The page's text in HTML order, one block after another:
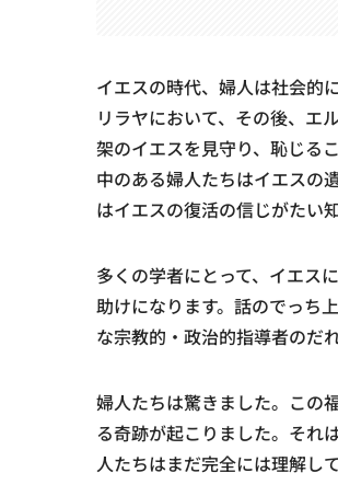
イエスの時代、婦人は社会的
リラヤにおいて、その後、エ
架のイエスを見守り、恥じる
中のある婦人たちはイエスの
はイエスの復活の信じがたい
多くの学者にとって、イエス
助けになります。話のでっち
な宗教的・政治的指導者のだ
婦人たちは驚きました。この
る奇跡が起こりました。それ
人たちはまだ完全には理解し